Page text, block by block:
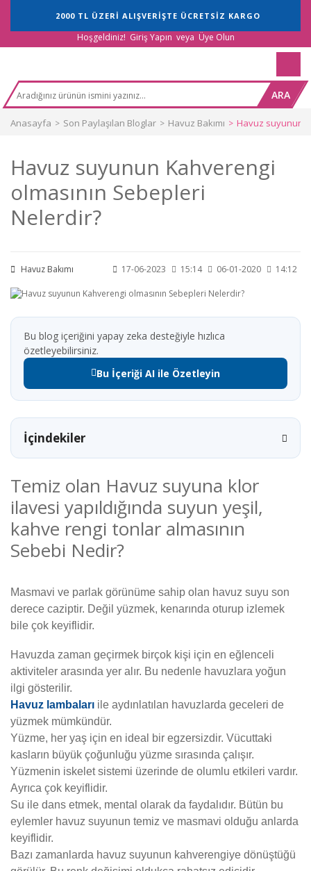
2000 TL ÜZERİ ALIŞVERİŞTE ÜCRETSİZ KARGO
Hoşgeldiniz! Giriş Yapın veya Üye Olun
ARA
Anasayfa Son Paylaşılan Bloglar Havuz Bakımı Havuz suyunun
Havuz suyunun Kahverengi
olmasının Sebepleri
Nelerdir?
Havuz Bakımı 17-06-2023 15:14 06-01-2020 14:12
Bu blog içeriğini yapay zeka desteğiyle hızlıca
özetleyebilirsiniz.
Bu İçeriği AI ile Özetleyin
İçindekiler
Temiz olan Havuz suyuna klor
ilavesi yapıldığında suyun yeşil,
kahve rengi tonlar almasının
Sebebi Nedir?
Masmavi ve parlak görünüme sahip olan havuz suyu son
derece caziptir. Değil yüzmek, kenarında oturup izlemek
bile çok keyiflidir.
Havuzda zaman geçirmek birçok kişi için en eğlenceli
aktiviteler arasında yer alır. Bu nedenle havuzlara yoğun
ilgi gösterilir.
Havuz lambaları ile aydınlatılan havuzlarda geceleri de
yüzmek mümkündür.
Yüzme, her yaş için en ideal bir egzersizdir. Vücuttaki
kasların büyük çoğunluğu yüzme sırasında çalışır.
Yüzmenin iskelet sistemi üzerinde de olumlu etkileri vardır.
Ayrıca çok keyiflidir.
Su ile dans etmek, mental olarak da faydalıdır. Bütün bu
eylemler havuz suyunun temiz ve masmavi olduğu anlarda
keyiflidir.
Bazı zamanlarda havuz suyunun kahverengiye dönüştüğü